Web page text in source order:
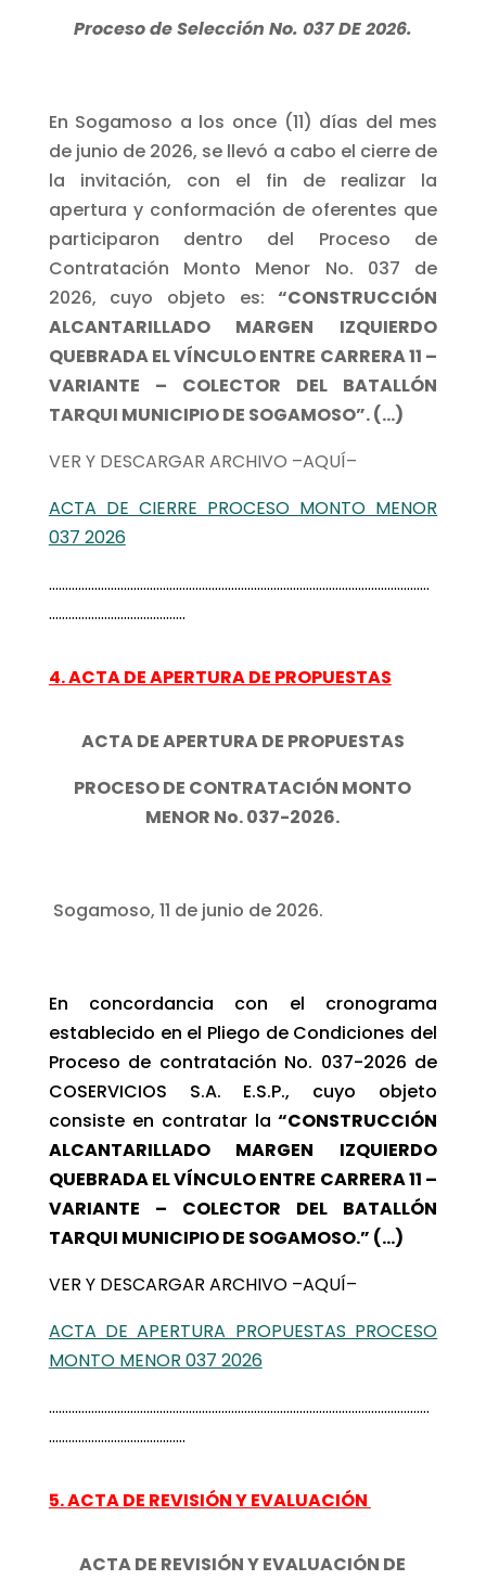
Proceso de Selección No. 037 DE 2026.
En Sogamoso a los once (11) días del mes
de junio de 2026, se llevó a cabo el cierre de
la invitación, con el fin de realizar la
apertura y conformación de oferentes que
participaron dentro del Proceso de
Contratación Monto Menor No. 037 de
2026, cuyo objeto es:“CONSTRUCCIÓN
ALCANTARILLADO MARGEN IZQUIERDO
QUEBRADA EL VÍNCULO ENTRE CARRERA 11 –
VARIANTE – COLECTOR DEL BATALLÓN
TARQUI MUNICIPIO DE SOGAMOSO”. (…)
VER Y DESCARGAR ARCHIVO –AQUÍ–
ACTA DE CIERRE PROCESO MONTO MENOR
037 2026
………………………………………………………………………………………………………
……………………………………
4. ACTA DE APERTURA DE PROPUESTAS
ACTA DE APERTURA DE PROPUESTAS
PROCESO DE CONTRATACIÓN MONTO
MENOR No. 037-2026.
Sogamoso, 11 de junio de 2026.
En concordancia con el cronograma
establecido en el Pliego de Condiciones del
Proceso de contratación No. 037-2026 de
COSERVICIOS S.A. E.S.P., cuyo objeto
consiste en contratar la “CONSTRUCCIÓN
ALCANTARILLADO MARGEN IZQUIERDO
QUEBRADA EL VÍNCULO ENTRE CARRERA 11 –
VARIANTE – COLECTOR DEL BATALLÓN
TARQUI MUNICIPIO DE SOGAMOSO.” (…)
VER Y DESCARGAR ARCHIVO –AQUÍ–
ACTA DE APERTURA PROPUESTAS PROCESO
MONTO MENOR 037 2026
………………………………………………………………………………………………………
……………………………………
5. ACTA DE REVISIÓN Y EVALUACIÓN
ACTA DE REVISIÓN Y EVALUACIÓN DE